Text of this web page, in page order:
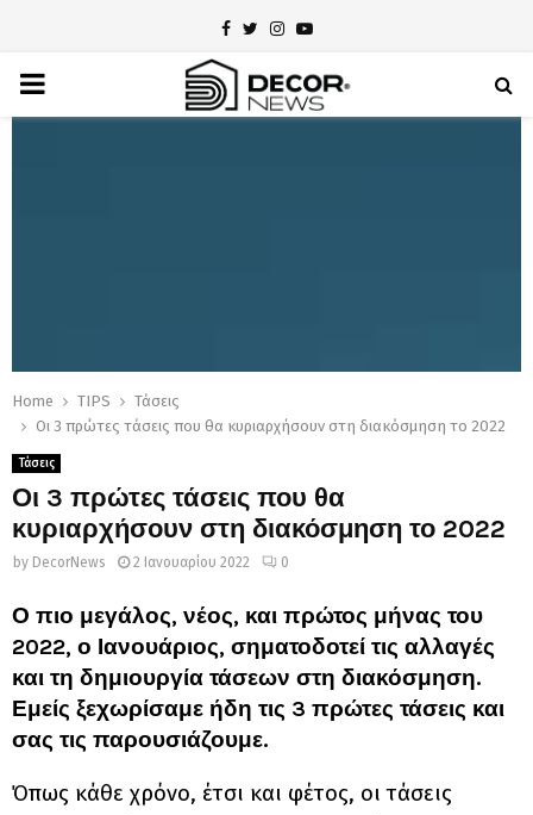
Facebook
TwitterInstagram
Youtube
PRIMARY
Home TIPS
Τάσεις
Οι 3 πρώτες τάσεις που θα κυριαρχήσουν στη διακόσμηση το 2022
Τάσεις
Οι 3 πρώτες τάσεις που θα
κυριαρχήσουν στη διακόσμηση το 2022
by DecorNews 2 Ιανουαρίου 2022 0
Ο πιο μεγάλος, νέος, και πρώτος μήνας του
2022, ο Ιανουάριος, σηματοδοτεί τις αλλαγές
και τη δημιουργία τάσεων στη διακόσμηση.
Εμείς ξεχωρίσαμε ήδη τις 3 πρώτες τάσεις και
σας τις παρουσιάζουμε.
Όπως κάθε χρόνο, έτσι και φέτος, οι τάσεις